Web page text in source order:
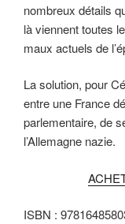
nombreux détails
là viennent toutes
maux actuels de
La solution, pour
entre une France
parlementaire, de
l’Allemagne nazie.
ISBN :